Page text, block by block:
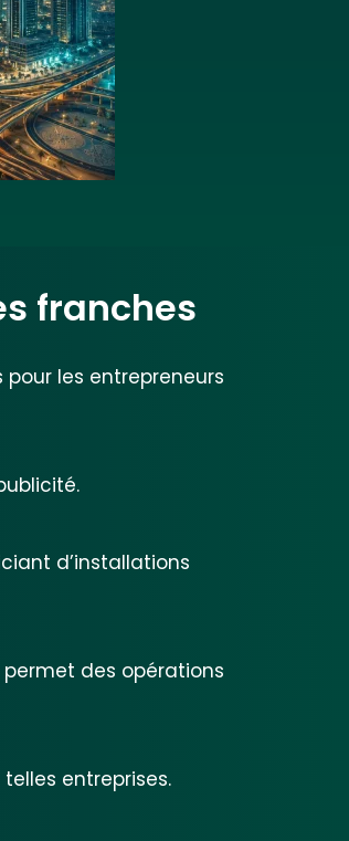
franches
les entrepreneurs
d’installations
des opérations
entreprises.